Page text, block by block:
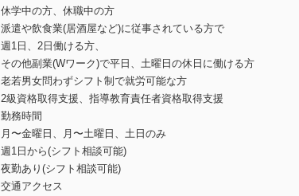
休学中の方、休職中の方
派遣や飲食業(居酒屋など)に従事されている方で
週1日、2日働ける方、
その他副業(Wワーク)で平日、土曜日の休日に働ける方
老若男女問わずシフト制で就労可能な方
2級資格取得支援、指導教育責任者資格取得支援
勤務時間
月〜金曜日、月〜土曜日、土日のみ
週1日から(シフト相談可能)
夜勤あり(シフト相談可能)
交通アクセス